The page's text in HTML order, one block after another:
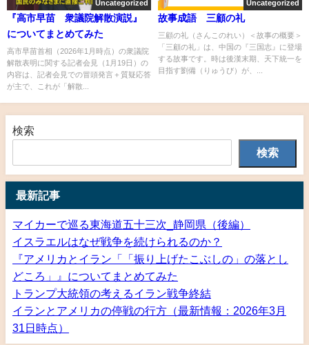
Uncategorized
『高市早苗 衆議院解散演説』
についてまとめてみた
高市早苗首相（2026年1月時点）の衆議院
解散表明に関する記者会見（1月19日）の
内容は、記者会見での冒頭発言＋質疑応答
が主で、これが「解散...
Uncategorized
故事成語 三顧の礼
三顧の礼（さんこのれい）＜故事の概要＞
「三顧の礼」は、中国の『三国志』に登場
する故事です。時は後漢末期、天下統一を
目指す劉備（りゅうび）が、...
検索
検索
最新記事
マイカーで巡る東海道五十三次_静岡県（後編）
イスラエルはなぜ戦争を続けられるのか？
『アメリカとイラン「「振り上げたこぶしの」の落とし
どころ」』についてまとめてみた
トランプ大統領の考えるイラン戦争終結
イランとアメリカの停戦の行方（最新情報：2026年3月
31日時点）